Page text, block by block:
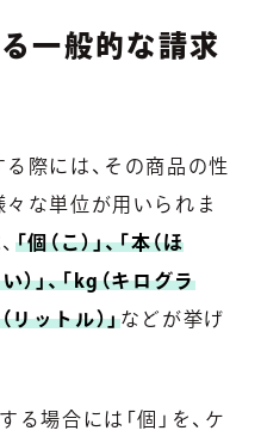
一般的な請求
際には、その商品の性
な単位が用いられま
「個（こ）」、「本（ほ
い）」、「kg（キログラ
（リットル）」などが挙げ
る場合には「個」を、ケ